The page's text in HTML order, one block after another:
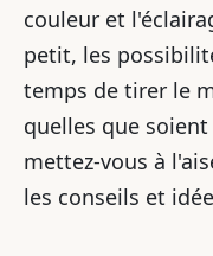
couleur et
petit, les
temps de tirer le
quelles que
mettez-vous à
les conseils et